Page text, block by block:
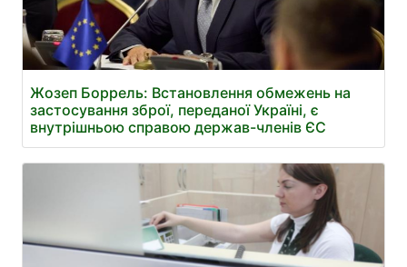
Жозеп Боррель: Встановлення обмежень на
застосування зброї, переданої Україні, є
внутрішньою справою держав-членів ЄС